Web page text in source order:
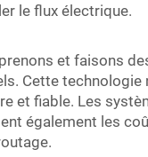
le flux électrique.
et faisons
Cette
et fiable. Les
également les